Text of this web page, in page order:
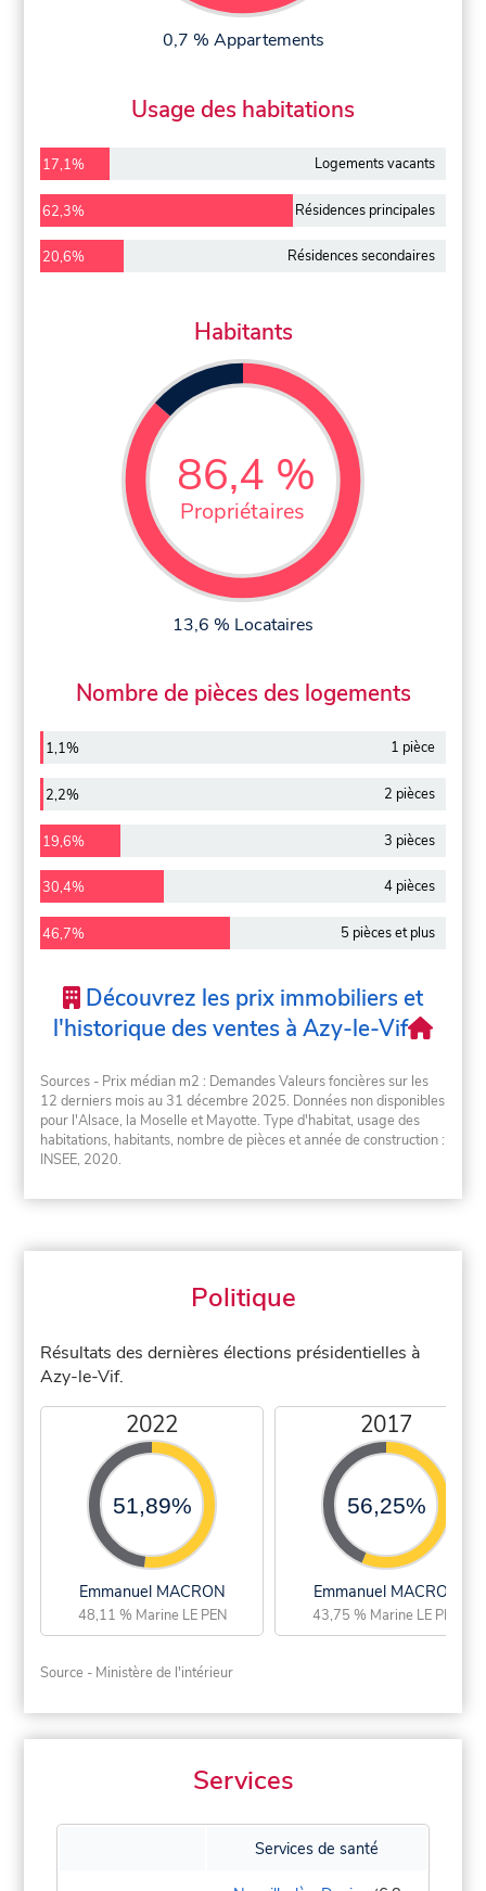
0,7 % Appartements
Usage des habitations
17,1% Logements vacants
62,3% Résidences principales
20,6% Résidences secondaires
Habitants
86,4 %
Propriétaires
13,6 % Locataires
Nombre de pièces des logements
1,1% 1 pièce
2,2% 2 pièces
19,6% 3 pièces
30,4% 4 pièces
46,7% 5 pièces et plus
Découvrez les prix immobiliers et
l'historique des ventes à Azy-le-Vif
Sources - Prix médian m2 : Demandes Valeurs foncières sur les
12 derniers mois au 31 décembre 2025. Données non disponibles
pour l'Alsace, la Moselle et Mayotte. Type d'habitat, usage des
habitations, habitants, nombre de pièces et année de construction :
INSEE, 2020.
Politique
Résultats des dernières élections présidentielles à
Azy-le-Vif.
2022
51,89%
Emmanuel MACRON
48,11 % Marine LE PEN
2017
56,25%
Emmanuel MACRON
43,75 % Marine LE PEN
Source - Ministère de l'intérieur
Services
Services de santé